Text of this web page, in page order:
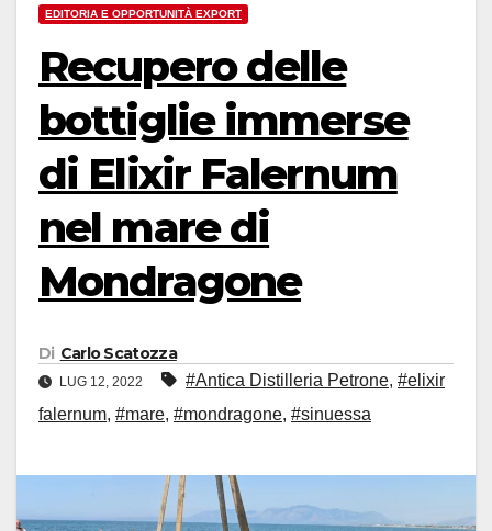
EDITORIA E OPPORTUNITÀ EXPORT
Recupero delle
bottiglie immerse
di Elixir Falernum
nel mare di
Mondragone
Di Carlo Scatozza
LUG 12, 2022 #Antica Distilleria Petrone, #elixir
falernum, #mare, #mondragone, #sinuessa